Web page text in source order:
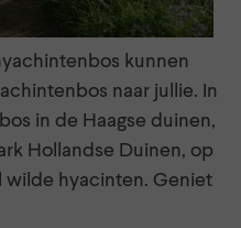
kunnen
naar jullie. In
in de Haagse duinen,
Hollandse Duinen, op
hyacinten. Geniet